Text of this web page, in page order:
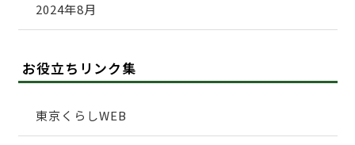
2024年8月
お役立ちリンク集
東京くらしWEB